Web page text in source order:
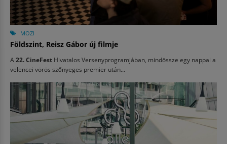
MOZI
Földszint, Reisz Gábor új filmje
A 22. CineFest Hivatalos Versenyprogramjában, mindössze egy nappal a
velencei vörös szőnyeges premier után...